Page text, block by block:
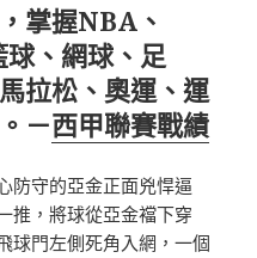
掌握NBA、
、網球、足
拉松、奧運、運
－西甲聯賽戰績
防守的亞金正面兇悍逼
推，將球從亞金襠下穿
球門左側死角入網，一個